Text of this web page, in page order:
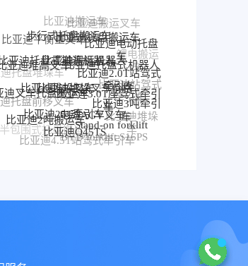
比亚迪平衡重叉车
步行式托盘搬运车
比亚迪托盘搬运车
比亚迪电动托盘
车
托盘堆垛车
比亚迪堆高叉车
比亚迪托盘式搬运机器人
比亚迪搬运机器人
比亚迪托盘式机器人
比亚迪2.0T站驾式
牵引车
比亚迪站驾式
牵引车
比亚迪牵
引车
比亚迪前移叉车
托盘前移叉车
迪叉车托盘搬运车
比亚迪堆垛叉车
比亚迪堆垛叉车价格
比亚迪3.0T座驾式牵引
车
比亚迪3吨牵引
车
比亚迪堆垛
车
比亚迪P30S
比亚迪站驾式托盘搬运车
比亚迪仓储叉车
半包围式托盘搬运车
比亚迪2吨搬运车
比亚迪25T牵引车
电动AGV叉车
Stand-on forklift
BYD forklift S16PS
比亚迪4.5T站驾式牵引车
比亚迪Q45TS